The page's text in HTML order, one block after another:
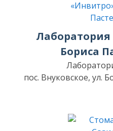
Бориса
пос. Внуковское, ул.